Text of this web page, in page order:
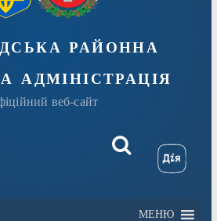
районна
адміністрація
веб-сайт
МЕНЮ